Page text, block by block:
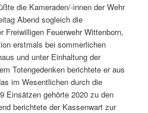
die Kameraden/-innen der Wehr
Abend sogleich die
Freiwilligen Feuerwehr Wittenborn,
erstmals bei sommerlichen
und unter Einhaltung der
Totengedenken berichtete er aus
im Wesentlichen durch die
Einsätzen gehörte 2020 zu den
berichtete der Kassenwart zur